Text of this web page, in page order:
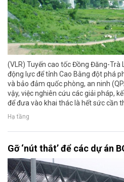
(VLR) Tuyến cao tốc Đồng Đăng-Trà
động lực để tỉnh Cao Bằng đột phá
và bảo đảm quốc phòng, an ninh
vậy, việc nghiên cứu các giải pháp,
để đưa vào khai thác là hết sức cần
Hạ tầng
Gỡ ‘nút thắt’ để các dự án